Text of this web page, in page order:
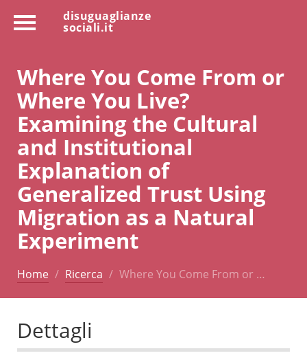
disuguaglianze
sociali.it
Where You Come From or
Where You Live?
Examining the Cultural
and Institutional
Explanation of
Generalized Trust Using
Migration as a Natural
Experiment
Home Ricerca Where You Come From or …
Dettagli